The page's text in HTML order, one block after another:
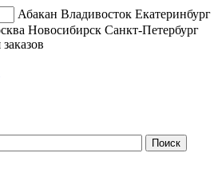
Абакан Владивосток Екатеринбург
Новосибирск Санкт-Петербург